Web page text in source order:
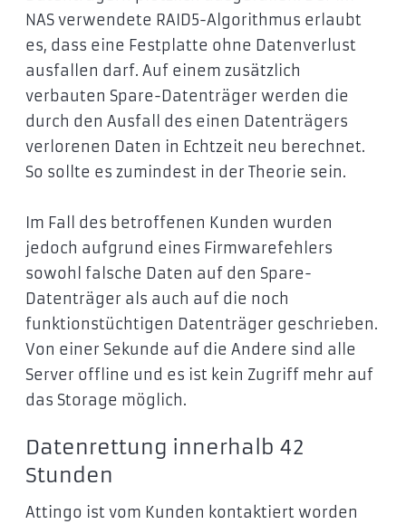
NAS verwendete RAID5-Algorithmus erlaubt
es, dass eine Festplatte ohne Datenverlust
ausfallen darf. Auf einem zusätzlich
verbauten Spare-Datenträger werden die
durch den Ausfall des einen Datenträgers
verlorenen Daten in Echtzeit neu berechnet.
So sollte es zumindest in der Theorie sein.
Im Fall des betroffenen Kunden wurden
jedoch aufgrund eines Firmwarefehlers
sowohl falsche Daten auf den Spare-
Datenträger als auch auf die noch
funktionstüchtigen Datenträger geschrieben.
Von einer Sekunde auf die Andere sind alle
Server offline und es ist kein Zugriff mehr auf
das Storage möglich.
Datenrettung innerhalb 42
Stunden
Attingo ist vom Kunden kontaktiert worden